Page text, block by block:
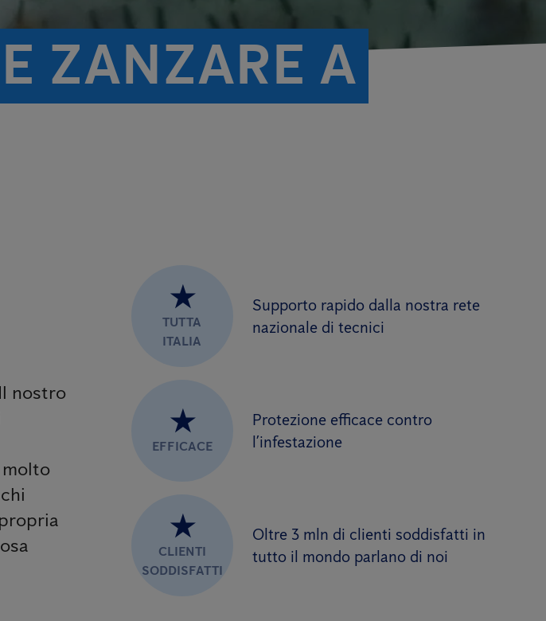
ZANZARE A
nostro
★
TUTTA
ITALIA
Supporto rapido dalla nostra rete
nazionale di tecnici
★
EFFICACE
Protezione efficace contro
l’infestazione
★
CLIENTI
SODDISFATTI
Oltre 3 mln di clienti soddisfatti in
tutto il mondo parlano di noi